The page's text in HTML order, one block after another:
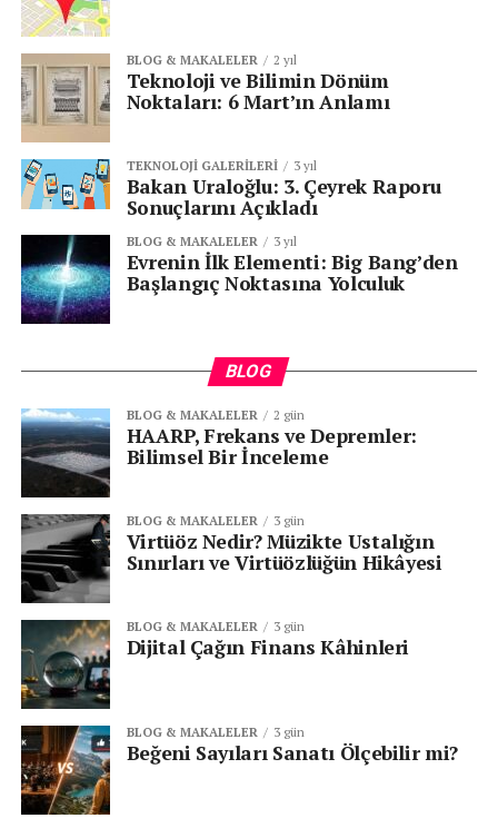
BLOG & MAKALELER 2 yıl
Teknoloji ve Bilimin Dönüm
Noktaları: 6 Mart’ın Anlamı
TEKNOLOJI GALERILERI 3 yıl
Bakan Uraloğlu: 3. Çeyrek Raporu
Sonuçlarını Açıkladı
BLOG & MAKALELER 3 yıl
Evrenin İlk Elementi: Big Bang’den
Başlangıç Noktasına Yolculuk
BLOG
BLOG & MAKALELER 2 gün
HAARP, Frekans ve Depremler:
Bilimsel Bir İnceleme
BLOG & MAKALELER 3 gün
Virtüöz Nedir? Müzikte Ustalığın
Sınırları ve Virtüözlüğün Hikâyesi
BLOG & MAKALELER 3 gün
Dijital Çağın Finans Kâhinleri
BLOG & MAKALELER 3 gün
Beğeni Sayıları Sanatı Ölçebilir mi?